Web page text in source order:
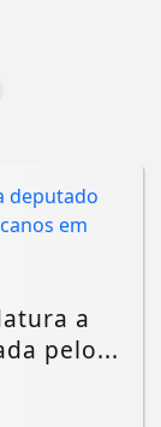
a
pelo...